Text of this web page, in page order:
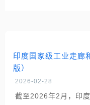
印度国家级工业走廊
版）
2026-02-28
截至2026年2月，印